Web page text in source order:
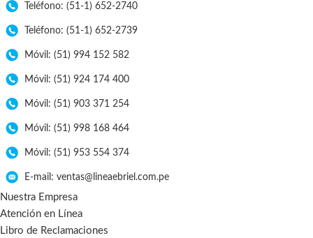
Teléfono: (51-1) 652-2740
Teléfono: (51-1) 652-2739
Móvil: (51) 994 152 582
Móvil: (51) 924 174 400
Móvil: (51) 903 371 254
Móvil: (51) 998 168 464
Móvil: (51) 953 554 374
E-mail: ventas@lineaebriel.com.pe
Nuestra Empresa
Atención en Línea
Libro de Reclamaciones